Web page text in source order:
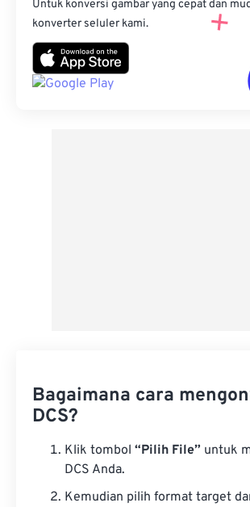
Untuk konversi gambar yang cepat dan
konverter seluler kami.
Bagaimana cara
DCS?
Klik tombol “Pilih File” untuk
DCS Anda.
Kemudian pilih format target